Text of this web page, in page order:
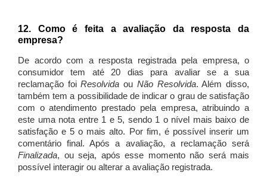
12. Como é feita a avaliação da resposta da
empresa?
De acordo com a resposta registrada pela empresa, o
consumidor tem até 20 dias para avaliar se a sua
reclamação foiResolvida ou Não Resolvida. Além disso,
também tem a possibilidade de indicar o grau de satisfação
com o atendimento prestado pela empresa, atribuindo a
este uma nota entre 1 e 5, sendo 1 o nível mais baixo de
satisfação e 5 o mais alto. Por fim, é possível inserir um
comentário final. Após a avaliação, a reclamação será
Finalizada, ou seja, após esse momento não será mais
possível interagir ou alterar a avaliação registrada.